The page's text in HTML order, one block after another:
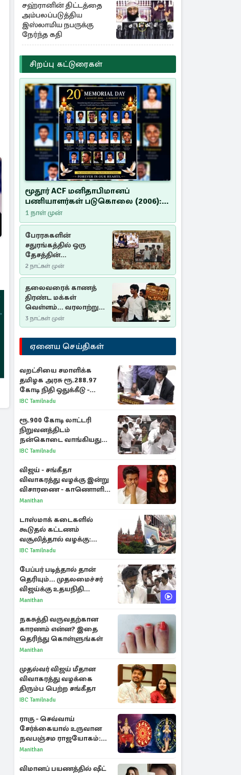
சஹ்ரானின் திட்டத்தை
அம்பலப்படுத்திய
இஸ்லாமிய நபருக்கு
நேர்ந்த கதி
சிறப்பு கட்டுரைகள்
மூதூர் ACF மனிதாபிமானப்
பணியாளர்கள் படுகொலை (2006):
20 ஆண்டுகளாகியும் நீதி
மறுக்கப்பட்ட மனிதாபிமானப்
பேரவலம்
1 நாள் முன்
பேரரசுகளின்
சதுரங்கத்தில் ஒரு
தேசத்தின்
தீர்க்கதரிசனம் :
சுதுமலை பிரகடனம்
ஒரு வரலாற்றுப் பாடம்
2 நாட்கள் முன்
தலைவரைக் காணத்
திரண்ட மக்கள்
வெள்ளம்... வரலாற்றுச்
சிறப்புமிக்க சுதுமலைப்
பிரகடனம்…
3 நாட்கள் முன்
ஏனைய செய்திகள்
வறட்சியை சமாளிக்க
தமிழக அரசு ரூ.288.97
கோடி நிதி ஒதுக்கீடு -
வெளியான அரசாணை
IBC Tamilnadu
ரூ.900 கோடி லாட்டரி
நிறுவனத்திடம்
நன்கொடை வாங்கியது
ஏன்? உதயநிதி - ஆதவ்
IBC Tamilnadu
விஜய் - சங்கீதா
விவாகரத்து வழக்கு இன்று
விசாரணை - காணொளி
மூலம் ஆஜராக வாய்ப்பு
Manithan
டாஸ்மாக் கடைகளில்
கூடுதல் கட்டணம்
வசூலித்தால் வழக்கு:
சென்னை உயர்நீதிமன்றம்
IBC Tamilnadu
பேப்பர் படித்தால் தான்
தெரியும்... முதலமைச்சர்
விஜய்க்கு உதயநிதி
ஸ்டாலின் பதிலடி
Manithan
நகசுத்தி வருவதற்கான
காரணம் என்ன? இதை
தெரிந்து கொள்ளுங்கள்
Manithan
முதல்வர் விஜய் மீதான
விவாகரத்து வழக்கை
திரும்ப பெற்ற சங்கீதா
IBC Tamilnadu
ராகு - செவ்வாய்
சேர்க்கையால் உருவான
நவபஞ்சம ராஜயோகம்:
அதிர்ஷ்டம் பெறும் 3
Manithan
விமானப் பயணத்தில் ஷீட்